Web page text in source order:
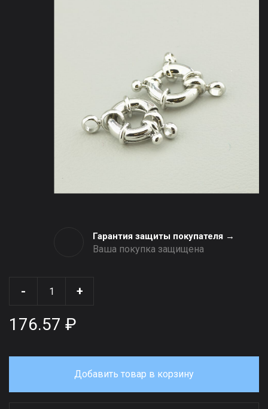
Гарантия защиты покупателя →
Ваша покупка защищена
- +
176.57 ₽
Добавить товар в корзину